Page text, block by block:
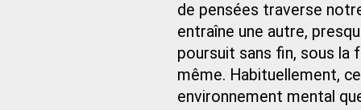
de pensées traverse
entraîne une autre,
poursuit sans fin, sous la
même. Habituellement,
environnement mental